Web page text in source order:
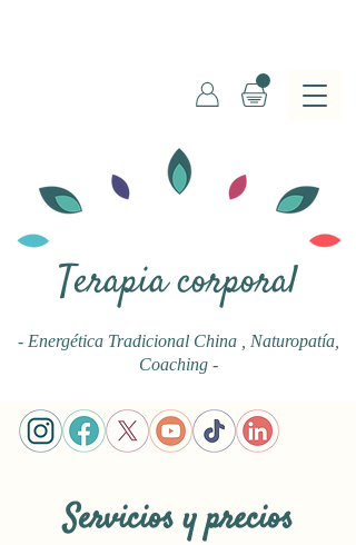
Terapia corporal
- Energética Tradicional China
, Naturopatía,
Coaching -
Servicios y precios